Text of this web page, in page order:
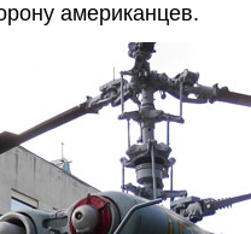
американцев.